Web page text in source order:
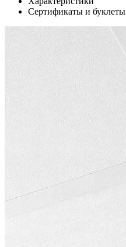
Сертификаты и буклеты